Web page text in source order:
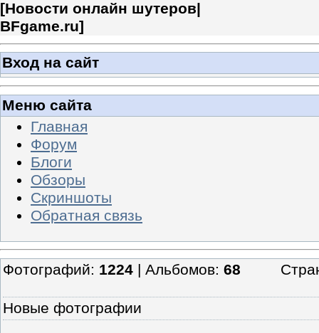
[Новости онлайн шутеров|
BFgame.ru]
Вход на сайт
Меню сайта
Главная
Форум
Блоги
Обзоры
Скриншоты
Обратная связь
Фотографий: 1224 | Альбомов: 68
Новые фотографии